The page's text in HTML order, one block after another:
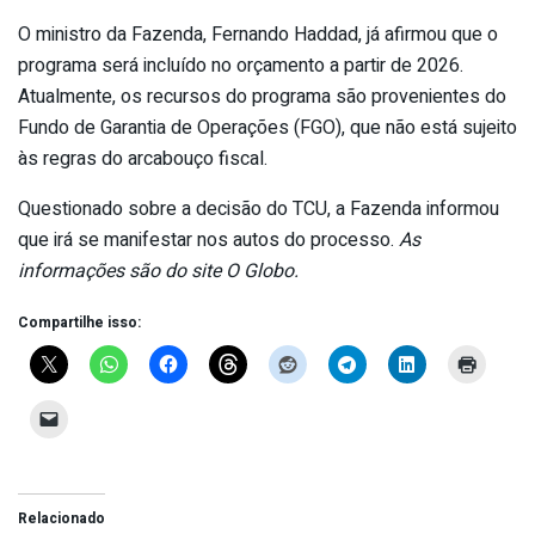
O ministro da Fazenda, Fernando Haddad, já afirmou que o
programa será incluído no orçamento a partir de 2026.
Atualmente, os recursos do programa são provenientes do
Fundo de Garantia de Operações (FGO), que não está sujeito
às regras do arcabouço fiscal.
Questionado sobre a decisão do TCU, a Fazenda informou
que irá se manifestar nos autos do processo. As
informações são do site O Globo.
Compartilhe isso:
Relacionado